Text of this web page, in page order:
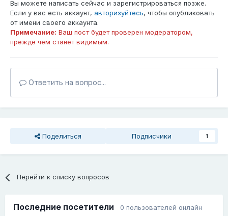
Вы можете написать сейчас и зарегистрироваться позже.
Если у вас есть аккаунт, авторизуйтесь, чтобы опубликовать
от имени своего аккаунта.
Примечание: Ваш пост будет проверен модератором,
прежде чем станет видимым.
Ответить на вопрос...
Поделиться Подписчики 1
Перейти к списку вопросов
Последние посетители 0 пользователей онлайн